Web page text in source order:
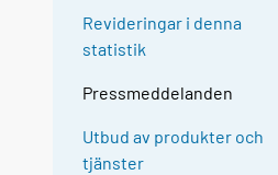
Revideringar i denna
statistik
Pressmeddelanden
Utbud av produkter och
tjänster